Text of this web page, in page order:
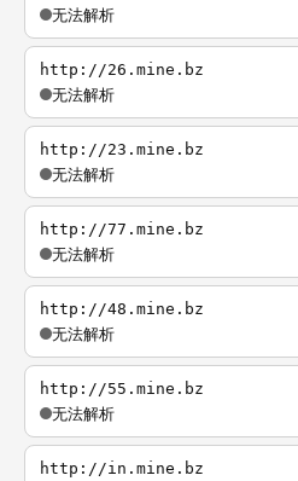
无法解析
http://26.mine.bz
无法解析
http://23.mine.bz
无法解析
http://77.mine.bz
无法解析
http://48.mine.bz
无法解析
http://55.mine.bz
无法解析
http://in.mine.bz